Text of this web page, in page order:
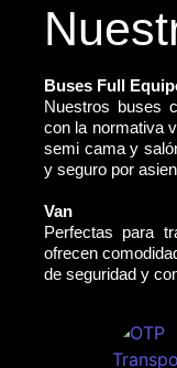
Buses Full
Nuestros buses
con la normativa
semi cama y
y seguro por
Van
Perfectas para
ofrecen
de seguridad y